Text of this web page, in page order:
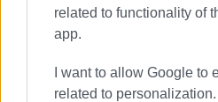
related to functionality of
app.
I want to allow Google to
related to personalization.